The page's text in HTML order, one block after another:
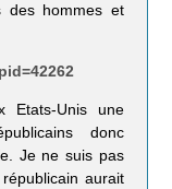
des hommes et
Unis une
donc
Je ne suis pas
aurait